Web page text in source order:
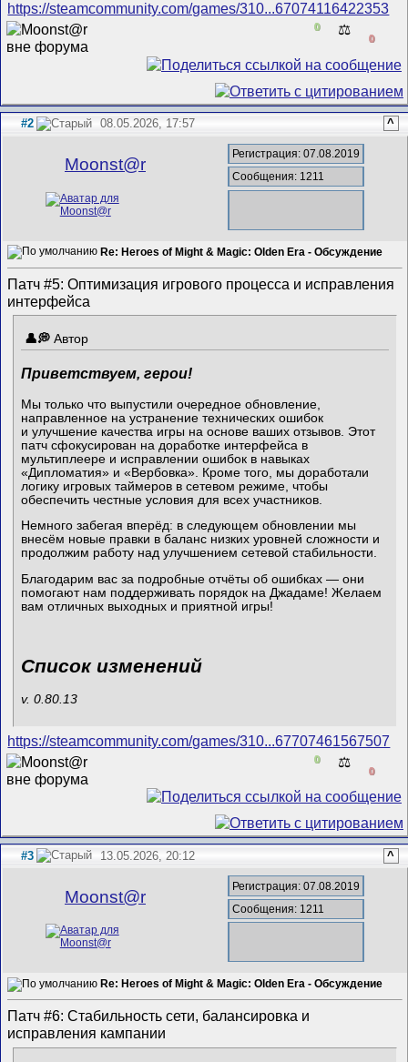
https://steamcommunity.com/games/310...67074116422353
0 ⚖️
0
#2 08.05.2026, 17:57 ^
Mооnst@r
Регистрация: 07.08.2019
Сообщения: 1211
Re: Heroes of Might & Magic: Olden Era - Обсуждение
Патч #5: Оптимизация игрового процесса и исправления
интерфейса
Автор
Приветствуем, герои!
Мы только что выпустили очередное обновление,
направленное на устранение технических ошибок
и улучшение качества игры на основе ваших отзывов. Этот
патч сфокусирован на доработке интерфейса в
мультиплеере и исправлении ошибок в навыках
«Дипломатия» и «Вербовка». Кроме того, мы доработали
логику игровых таймеров в сетевом режиме, чтобы
обеспечить честные условия для всех участников.
Немного забегая вперёд: в следующем обновлении мы
внесём новые правки в баланс низких уровней сложности и
продолжим работу над улучшением сетевой стабильности.
Благодарим вас за подробные отчёты об ошибках — они
помогают нам поддерживать порядок на Джадаме! Желаем
вам отличных выходных и приятной игры!
Список изменений
v. 0.80.13
https://steamcommunity.com/games/310...67707461567507
0 ⚖️
0
#3 13.05.2026, 20:12 ^
Mооnst@r
Регистрация: 07.08.2019
Сообщения: 1211
Re: Heroes of Might & Magic: Olden Era - Обсуждение
Патч #6: Стабильность сети, балансировка и
исправления кампании